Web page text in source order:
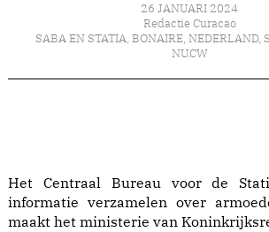
26 JANUARI 2024
Redactie Curacao
SABA EN STATIA, BONAIRE, NEDERLAND,
NU.CW
Het Centraal Bureau voor de
informatie verzamelen over
maakt het ministerie van